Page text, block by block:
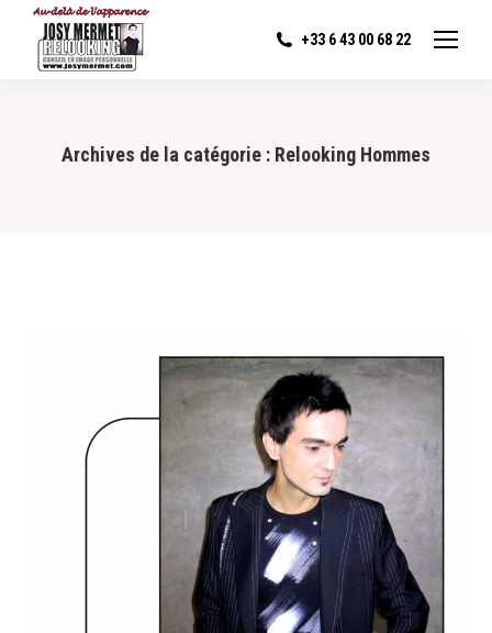
+33 6 43 00 68 22
Archives de la catégorie : Relooking Hommes